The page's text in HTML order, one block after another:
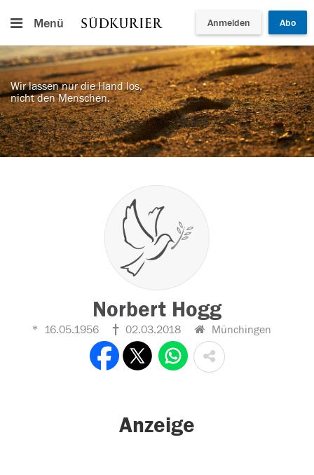
Menü Anmelden Abo
Wir lassen nur die Hand los,
nicht den Menschen.
Norbert Hogg
16.05.1956 02.03.2018 Münchingen
Anzeige